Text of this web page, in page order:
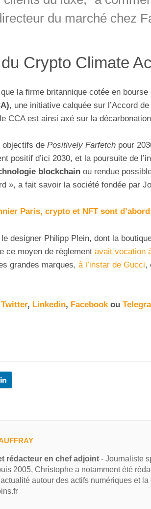
du marché chez
Crypto Climate
la firme britannique cotée en
, une initiative calquée sur l’Accord
CCA est ainsi axé sur la
objectifs de Positively Farfetch pour
positif d’ici 2030, et la poursuite de
blockchain ou rendue
», a fait savoir la société fondée par
Paris, crypto et NFT sont
designer Philipp Plein, dont la
ce moyen de règlement avait vocation
grandes marques, à l’instar de Gucci,
Twitter, Linkedin, Facebookou
rédacteur en chef adjoint - Journaliste
2005, Christophe a notamment été
autour des actifs numériques et